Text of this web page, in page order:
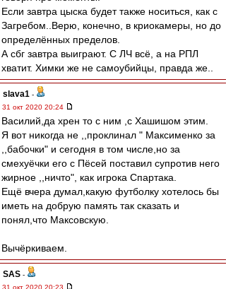
Если завтра цыска будет также носиться, как с
Загребом..Верю, конечно, в криокамеры, но до
определённых пределов.
А сбг завтра выиграют. С ЛЧ всё, а на РПЛ
хватит. Химки же не самоубийцы, правда же..
slava1 -
31 окт 2020 20:24
Василий,да хрен то с ним ,с Хашишом этим.
Я вот никогда не ,,проклинал " Максименко за
,,бабочки" и сегодня в том числе,но за
смехуёчки его с Пёсей поставил супротив него
жирное ,,ничто", как игрока Спартака.
Ещё вчера думал,какую футболку хотелось бы
иметь на добрую память так сказать и
понял,что Максовскую.
Вычёркиваем.
SAS -
31 окт 2020 20:23